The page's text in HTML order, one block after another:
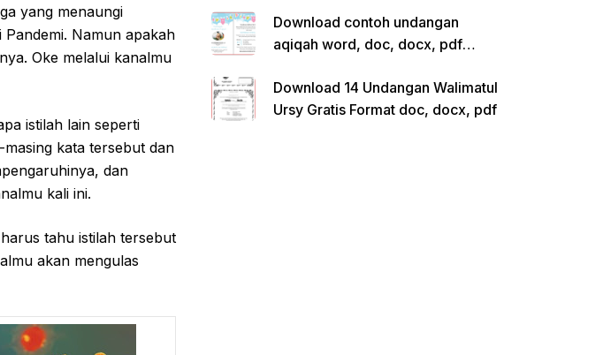
yang menaungi
Namun apakah
Oke melalui kanalmu
istilah lain seperti
masing kata tersebut dan
dan
kali ini.
tahu istilah tersebut
akan mengulas
Download contoh undangan
aqiqah word, doc, docx, pdf
Download 14 Undangan Walimatul
Ursy Gratis Format doc, docx, pdf